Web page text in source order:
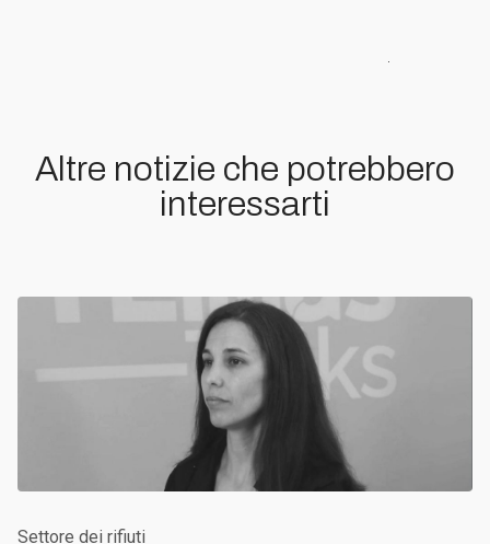
Altre notizie che potrebbero
interessarti
Settore dei rifiuti